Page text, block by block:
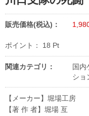
販売価格(税込)：
ポイント： 18 Pt
関連カテゴリ： 国内
ショ
【メーカー】堀場工房
【著 作 者】堀場 亙